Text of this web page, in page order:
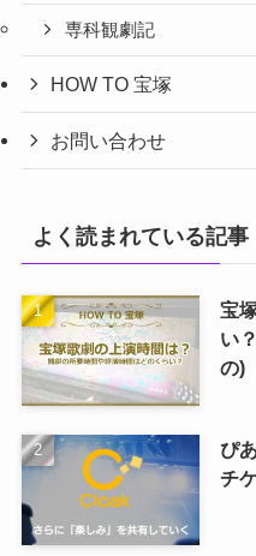
専科観劇記
HOW TO 宝塚
お問い合わせ
よく読まれている記事
宝
い
の)
ぴ
チ